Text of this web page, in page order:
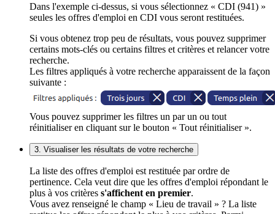
Dans l'exemple ci-dessus, si vous sélectionnez « CDI (941) »
seules les offres d'emploi en CDI vous seront restituées.
Si vous obtenez trop peu de résultats, vous pouvez supprimer
certains mots-clés ou certains filtres et critères et relancer votre
recherche.
Les filtres appliqués à votre recherche apparaissent de la façon
suivante :
Vous pouvez supprimer les filtres un par un ou tout
réinitialiser en cliquant sur le bouton « Tout réinitialiser ».
3. Visualiser les résultats de votre recherche
La liste des offres d'emploi est restituée par ordre de
pertinence. Cela veut dire que les offres d'emploi répondant le
plus à vos critères s'affichent en premier.
Vous avez renseigné le champ « Lieu de travail » ? La liste